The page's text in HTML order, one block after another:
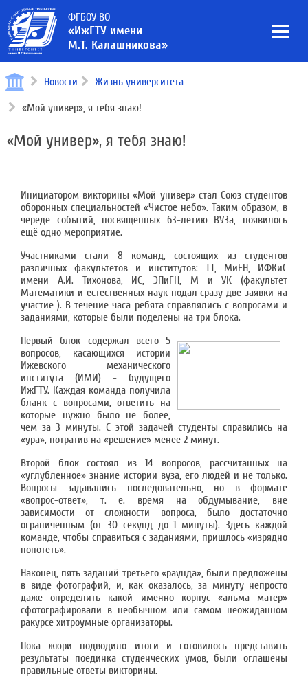
ФГБОУ ВО
«ИжГТУ имени
М.Т. Калашникова»
Новости Жизнь университета
«Мой универ», я тебя знаю!
«Мой универ», я тебя знаю!
Инициатором викторины «Мой универ» стал Союз студентов
оборонных специальностей «Чистое небо». Таким образом, в
череде событий, посвященных 63-летию ВУЗа, появилось
ещё одно мероприятие.
Участниками стали 8 команд, состоящих из студентов
различных факультетов и институтов: ТТ, МиЕН, ИФКиС
имени А.И. Тихонова, ИС, ЭПиГН, М и УК (факультет
Математики и естественных наук подал сразу две заявки на
участие ). В течение часа ребята справлялись с вопросами и
заданиями, которые были поделены на три блока.
Первый блок содержал всего 5
вопросов, касающихся истории
Ижевского механического
института (ИМИ) - будущего
ИжГТУ. Каждая команда получила
бланк с вопросами, ответить на
которые нужно было не более,
чем за 3 минуты. С этой задачей студенты справились на
«ура», потратив на «решение» менее 2 минут.
Второй блок состоял из 14 вопросов, рассчитанных на
«углубленное» знание истории вуза, его людей и не только.
Вопросы задавались последовательно, но в формате
«вопрос-ответ», т. е. время на обдумывание, вне
зависимости от сложности вопроса, было достаточно
ограниченным (от 30 секунд до 1 минуты). Здесь каждой
команде, чтобы справиться с заданиями, пришлось «изрядно
попотеть».
Наконец, пять заданий третьего «раунда», были предложены
в виде фотографий, и, как оказалось, за минуту непросто
даже определить какой именно корпус «альма матер»
сфотографировали в необычном или самом неожиданном
ракурсе хитроумные организаторы.
Пока жюри подводило итоги и готовилось представить
результаты поединка студенческих умов, были оглашены
правильные ответы викторины.